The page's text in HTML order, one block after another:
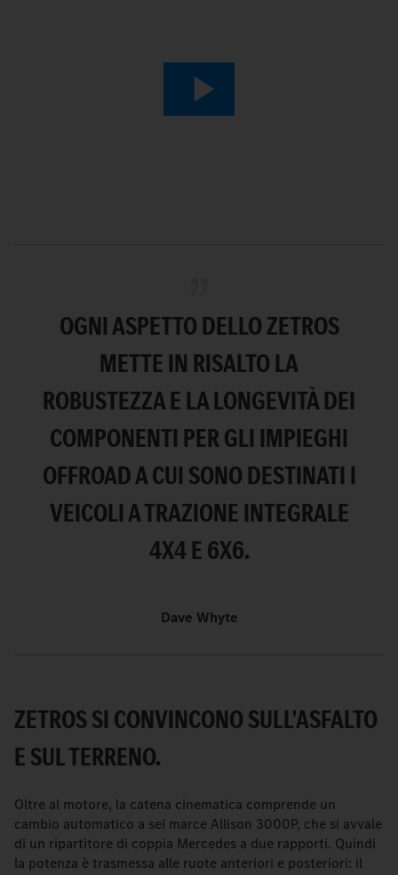
Play
OGNI ASPETTO DELLO ZETROS
METTE IN RISALTO LA
ROBUSTEZZA E LA LONGEVITÀ DEI
COMPONENTI PER GLI IMPIEGHI
OFFROAD A CUI SONO DESTINATI I
VEICOLI A TRAZIONE INTEGRALE
4X4 E 6X6.
Dave Whyte
ZETROS SI CONVINCONO SULL'ASFALTO
E SUL TERRENO.
Oltre al motore, la catena cinematica comprende un
cambio automatico a sei marce Allison 3000P, che si avvale
di un ripartitore di coppia Mercedes a due rapporti. Quindi
la potenza è trasmessa alle ruote anteriori e posteriori: il